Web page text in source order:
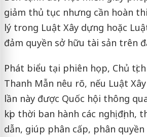
giảm thủ tục nhưng cần hoàn
lý trong Luật Xây dựng hoặc
đảm quyền sở hữu tài sản trên
Phát biểu tại phiên họp, Chủ
Thanh Mẫn nêu rõ, nếu Luật
lần này được Quốc hội thông
kịp thời ban hành các nghị định,
dẫn, giúp phân cấp, phân quyền